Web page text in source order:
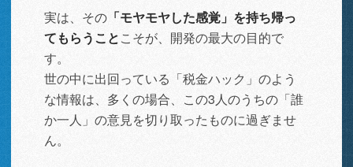
実は、その 「モヤモヤした感覚」を持ち帰っ
てもらうことこそが、開発の最大の目的で
す。
世の中に出回っている「税金ハック」のよう
な情報は、多くの場合、この3人のうちの「誰
か一人」の意見を切り取ったものに過ぎませ
ん。